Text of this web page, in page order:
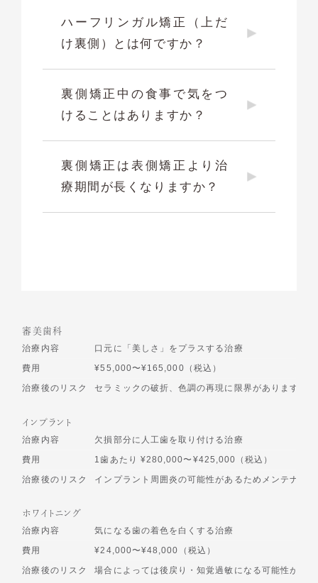
ハーフリンガル矯正（上だ
け裏側）とは何ですか？
裏側矯正中の食事で気をつ
けることはありますか？
裏側矯正は表側矯正より治
療期間が長くなりますか？
審美歯科
治療内容
口元に「美しさ」をプラスする治療
費用
¥55,000〜¥165,000（税込）
治療後のリスク
セラミックの破折、色調の再現に限界があります
インプラント
治療内容
欠損部分に人工歯を取り付ける治療
費用
1歯あたり ¥280,000〜¥425,000（税込）
治療後のリスク
インプラント周囲炎の可能性があるためメンテナン
ホワイトニング
治療内容
気になる歯の着色を白くする治療
費用
¥24,000〜¥48,000（税込）
治療後のリスク
場合によっては後戻り・知覚過敏になる可能性があ